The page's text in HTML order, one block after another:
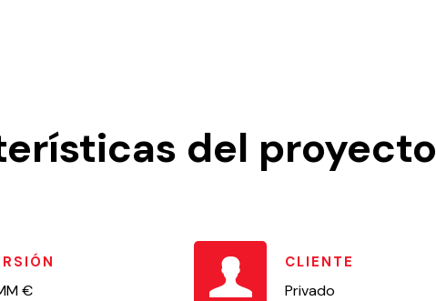
del proyecto
€
CLIENTE
Privado